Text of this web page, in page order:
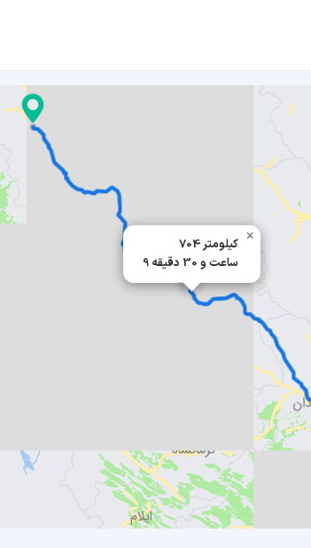
704 کیلومتر
9 ساعت و 30 دقیقه
×